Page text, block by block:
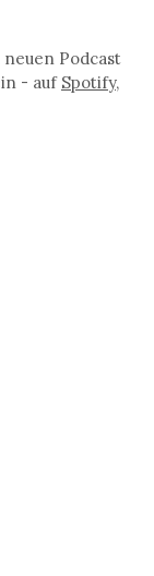
Podcast
- auf Spotify,